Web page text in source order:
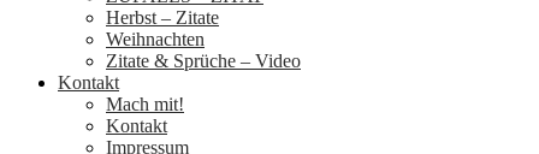
Herbst – Zitate
Weihnachten
Zitate & Sprüche – Video
Kontakt
Mach mit!
Kontakt
Impressum